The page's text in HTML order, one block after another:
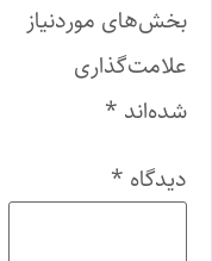
بخش‌های موردنیاز
علامت‌گذاری
شده‌اند *
دیدگاه *